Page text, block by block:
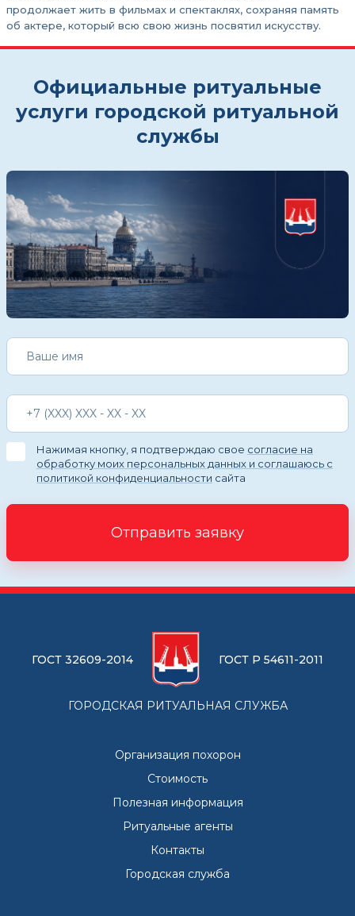
продолжает жить в фильмах и спектаклях, сохраняя память
об актере, который всю свою жизнь посвятил искусству.
Официальные ритуальные
услуги городской ритуальной
службы
Нажимая кнопку, я подтверждаю свое согласие на
обработку моих персональных данных и соглашаюсь с
политикой конфиденциальности сайта
Отправить заявку
ГОСТ 32609-2014 ГОСТ Р 54611-2011
ГОРОДСКАЯ РИТУАЛЬНАЯ СЛУЖБА
Организация похорон
Стоимость
Полезная информация
Ритуальные агенты
Контакты
Городская служба